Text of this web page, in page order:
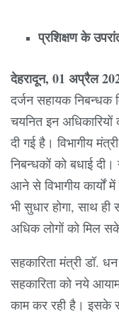
प्रशिक्षण के
देहरादून, 01 अप्रैल
दर्जन सहायक
चयनित इन
दी गई है। विभागीय
निबन्धकों को बधाई
आने से विभागीय कार्यों
भी सुधार होगा, साथ
अधिक लोगों को मिल
सहकारिता मंत्री डॉ.
सहकारिता को नये
काम कर रही है। इसके